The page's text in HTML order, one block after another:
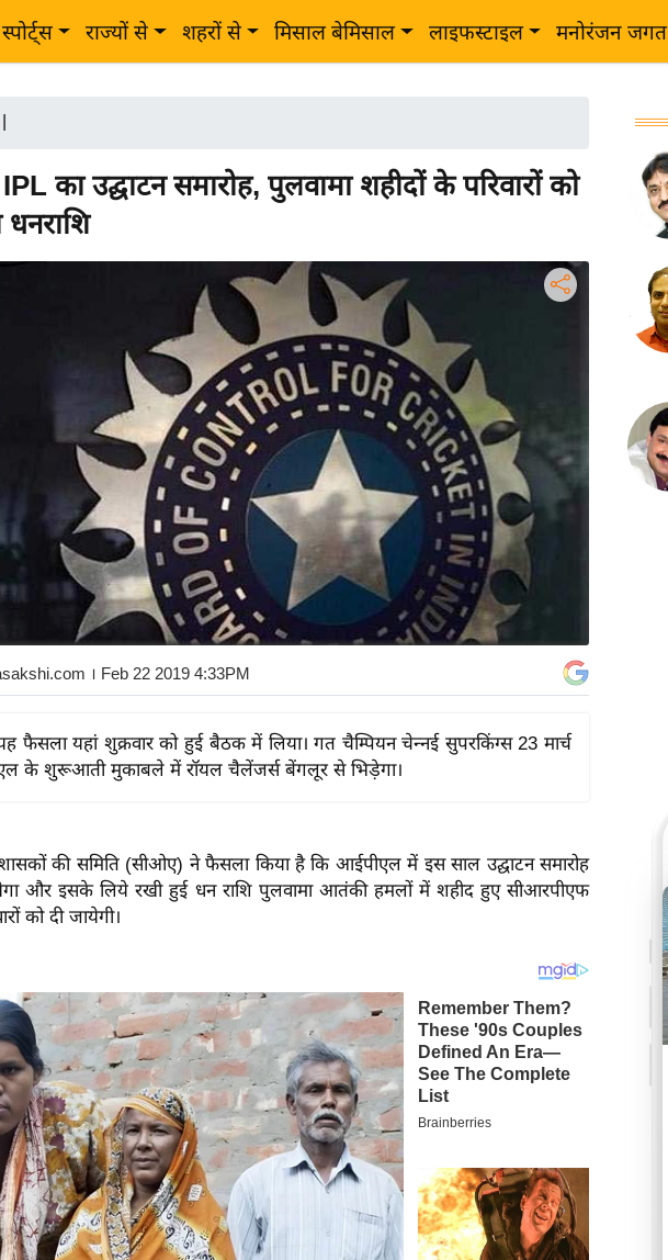
स्पोर्ट्स राज्यों से शहरों से मिसाल बेमिसाल लाइफस्टाइल मनोरंजन जगत
IPL का उद्घाटन समारोह, पुलवामा शहीदों के परिवारों को
धनराशि
। Feb 22 2019 4:33PM
फैसला यहां शुक्रवार को हुई बैठक में लिया। गत चैम्पियन चेन्नई सुपरकिंग्स 23 मार्च
के शुरूआती मुकाबले में रॉयल चैलेंजर्स बेंगलूर से भिड़ेगा।
की समिति (सीओए) ने फैसला किया है कि आईपीएल में इस साल उद्घाटन समारोह
और इसके लिये रखी हुई धन राशि पुलवामा आतंकी हमलों में शहीद हुए सीआरपीएफ
को दी जायेगी।